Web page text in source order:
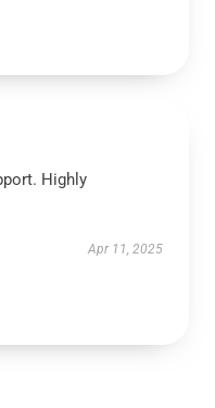
Highly
Apr 11, 2025